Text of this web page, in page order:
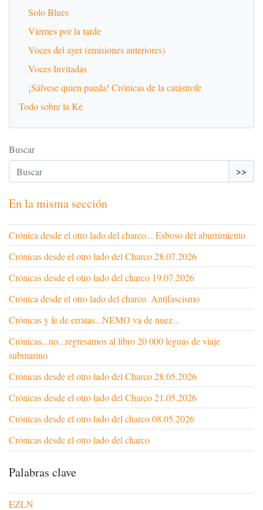
Solo Blues
Viernes por la tarde
Voces del ayer (emisiones anteriores)
Voces Invitadas
¡Sálvese quien pueda! Crónicas de la catástrofe
Todo sobre la Ké
Buscar
>>
En la misma sección
Crónica desde el otro lado del charco... Esboso del aburrimiento
Crónicas desde el otro lado del Charco 28.07.2026
Crónicas desde el otro lado del charco 19.07.2026
Crónica desde el otro lado del charco. Antifascismo
Crónicas y fe de erratas...NEMO va de nuez...
Crónicas...no...regresamos al libro 20 000 leguas de viaje
submarino
Crónicas desde el otro lado del Charco 28.05.2026
Crónicas desde el otro lado del Charco 21.05.2026
Crónicas desde el otro lado del charco 08.05.2026
Crónicas desde el otro lado del charco
Palabras clave
EZLN